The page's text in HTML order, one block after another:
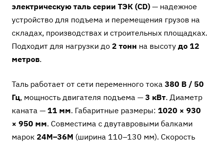
электрическую таль серии ТЭК (CD) — надежное
устройство для подъема и перемещения грузов на
складах, производствах и строительных площадках.
Подходит для нагрузки до 2 тонн на высоту до 12
метров.
Таль работает от сети переменного тока 380 В / 50
Гц, мощность двигателя подъема — 3 кВт. Диаметр
каната — 11 мм. Габаритные размеры: 1020 × 930
× 950 мм. Совместима с двутавровыми балками
марок 24М–36М (ширина 110–130 мм). Скорость